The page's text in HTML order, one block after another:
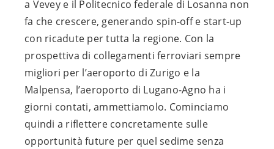
a Vevey e il Politecnico federale di Losanna non
fa che crescere, generando spin-off e start-up
con ricadute per tutta la regione. Con la
prospettiva di collegamenti ferroviari sempre
migliori per l’aeroporto di Zurigo e la
Malpensa, l’aeroporto di Lugano-Agno ha i
giorni contati, ammettiamolo. Cominciamo
quindi a riflettere concretamente sulle
opportunità future per quel sedime senza